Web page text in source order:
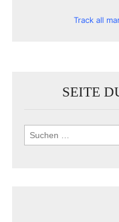
Track all
SEITE
Suchen
nach: